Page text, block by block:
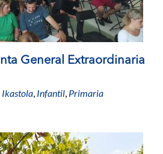
General Extraordinaria
Ikastola, Infantil, Primaria